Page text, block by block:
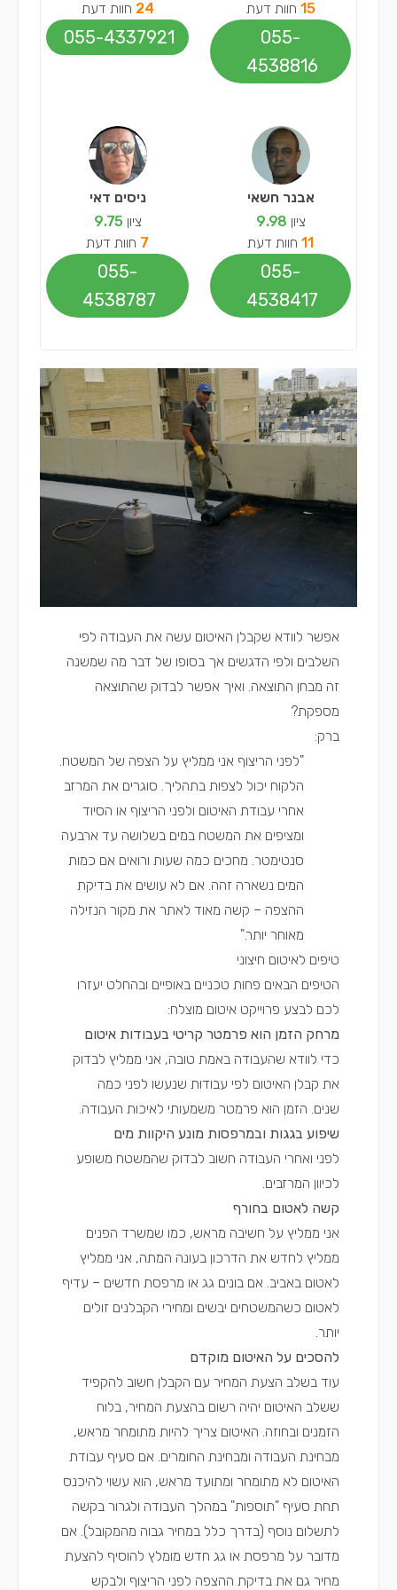
15 חוות דעת
055-
4538816
אבנר חשאי
ציון 9.98
11 חוות דעת
055-
4538417
24 חוות דעת
055-4337921
ניסים דאי
ציון 9.75
7 חוות דעת
055-
4538787
אפשר לוודא שקבלן האיטום עשה את העבודה לפי
השלבים ולפי הדגשים אך בסופו של דבר מה שמשנה
זה מבחן התוצאה. ואיך אפשר לבדוק שהתוצאה
מספקת?
ברק:
"לפני הריצוף אני ממליץ על הצפה של המשטח.
הלקוח יכול לצפות בתהליך. סוגרים את המרזב
אחרי עבודת האיטום ולפני הריצוף או הסיוד
ומציפים את המשטח במים בשלושה עד ארבעה
סנטימטר. מחכים כמה שעות ורואים אם כמות
המים נשארה זהה. אם לא עושים את בדיקת
ההצפה – קשה מאוד לאתר את מקור הנזילה
מאוחר יותר."
טיפים לאיטום חיצוני
הטיפים הבאים פחות טכניים באופיים ובהחלט יעזרו
לכם לבצע פרוייקט איטום מוצלח:
מרחק הזמן הוא פרמטר קריטי בעבודות איטום
כדי לוודא שהעבודה באמת טובה, אני ממליץ לבדוק
את קבלן האיטום לפי עבודות שנעשו לפני כמה
שנים. הזמן הוא פרמטר משמעותי לאיכות העבודה.
שיפוע בגגות ובמרפסות מונע היקוות מים
לפני ואחרי העבודה חשוב לבדוק שהמשטח משופע
לכיוון המרזבים.
קשה לאטום בחורף
אני ממליץ על חשיבה מראש, כמו שמשרד הפנים
ממליץ לחדש את הדרכון בעונה המתה, אני ממליץ
לאטום באביב. אם בונים גג או מרפסת חדשים – עדיף
לאטום כשהמשטחים יבשים ומחירי הקבלנים זולים
יותר.
להסכים על האיטום מוקדם
עוד בשלב הצעת המחיר עם הקבלן חשוב להקפיד
ששלב האיטום יהיה רשום בהצעת המחיר, בלוח
הזמנים ובחוזה. האיטום צריך להיות מתומחר מראש,
מבחינת העבודה ומבחינת החומרים. אם סעיף עבודת
האיטום לא מתומחר ומתועד מראש, הוא עשוי להיכנס
תחת סעיף "תוספות" במהלך העבודה ולגרור בקשה
לתשלום נוסף (בדרך כלל במחיר גבוה מהמקובל). אם
מדובר על מרפסת או גג חדש מומלץ להוסיף להצעת
מחיר גם את בדיקת ההצפה לפני הריצוף ולבקש